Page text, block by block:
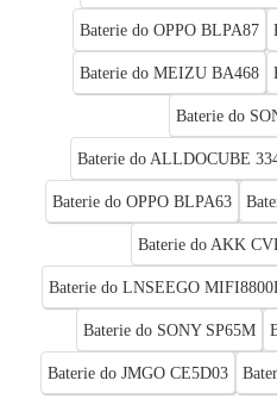
Baterie do OPPO BLPA87
Baterie do MEIZU BA468
Baterie do
Baterie do ALLDOCUBE
Baterie do OPPO BLPA63
Baterie do AKK
Baterie do LNSEEGO
Baterie do SONY SP65M
Baterie do JMGO CE5D03